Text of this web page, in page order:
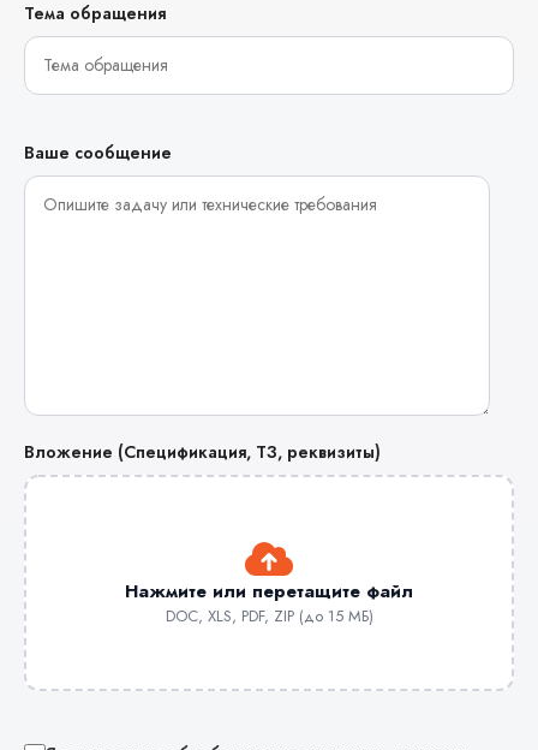
Тема обращения
Ваше сообщение
Вложение (Спецификация, ТЗ, реквизиты)
Нажмите или перетащите файл
DOC, XLS, PDF, ZIP (до 15 МБ)